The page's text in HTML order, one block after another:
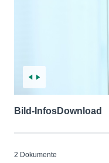
Bild-InfosDownload
2 Dokumente